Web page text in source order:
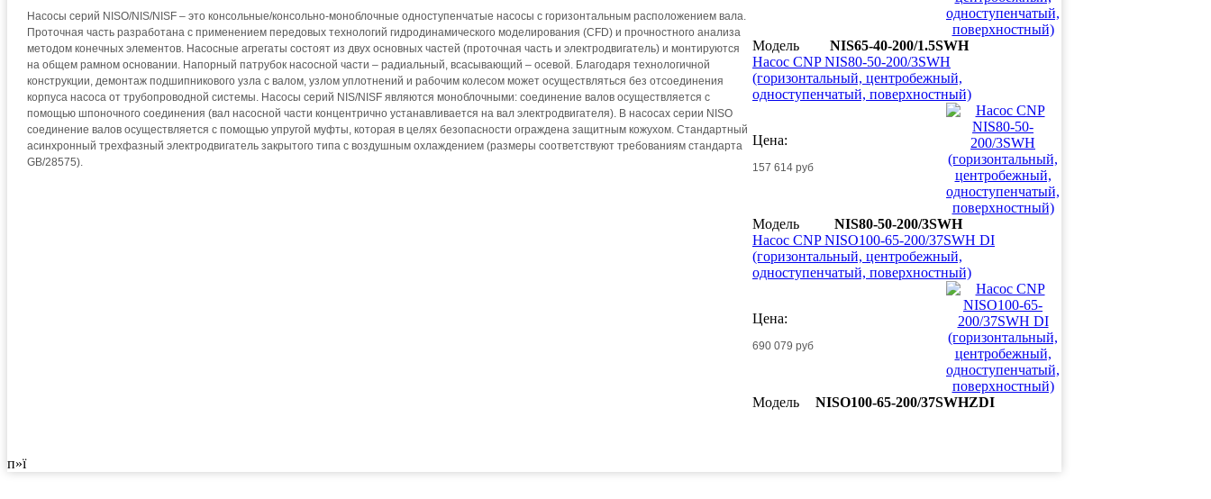
Насосы серий NISO/NIS/NISF – это консольные/консольно-моноблочные одноступенчатые насосы с горизонтальным расположением вала.
Проточная часть разработана с применением передовых технологий гидродинамического моделирования (CFD) и прочностного анализа
методом конечных элементов. Насосные агрегаты состоят из двух основных частей (проточная часть и электродвигатель) и монтируются
на общем рамном основании. Напорный патрубок насосной части – радиальный, всасывающий – осевой. Благодаря технологичной
конструкции, демонтаж подшипникового узла с валом, узлом уплотнений и рабочим колесом может осуществляться без отсоединения
корпуса насоса от трубопроводной системы. Насосы серий NIS/NISF являются моноблочными: соединение валов осуществляется с
помощью шпоночного соединения (вал насосной части концентрично устанавливается на вал электродвигателя). В насосах серии NISO
соединение валов осуществляется с помощью упругой муфты, которая в целях безопасности ограждена защитным кожухом. Стандартный
асинхронный трехфазный электродвигатель закрытого типа с воздушным охлаждением (размеры соответствуют требованиям стандарта
GB/28575).
Модель
NIS65-40-200/1.5SWH
Насос CNP NIS80-50-200/3SWH
(горизонтальный, центробежный,
одноступенчатый, поверхностный)
Цена:
157 614 руб
Модель
NIS80-50-200/3SWH
Насос CNP NISO100-65-200/37SWH DI
(горизонтальный, центробежный,
одноступенчатый, поверхностный)
Цена:
690 079 руб
Модель NISO100-65-200/37SWHZDI
п»ї